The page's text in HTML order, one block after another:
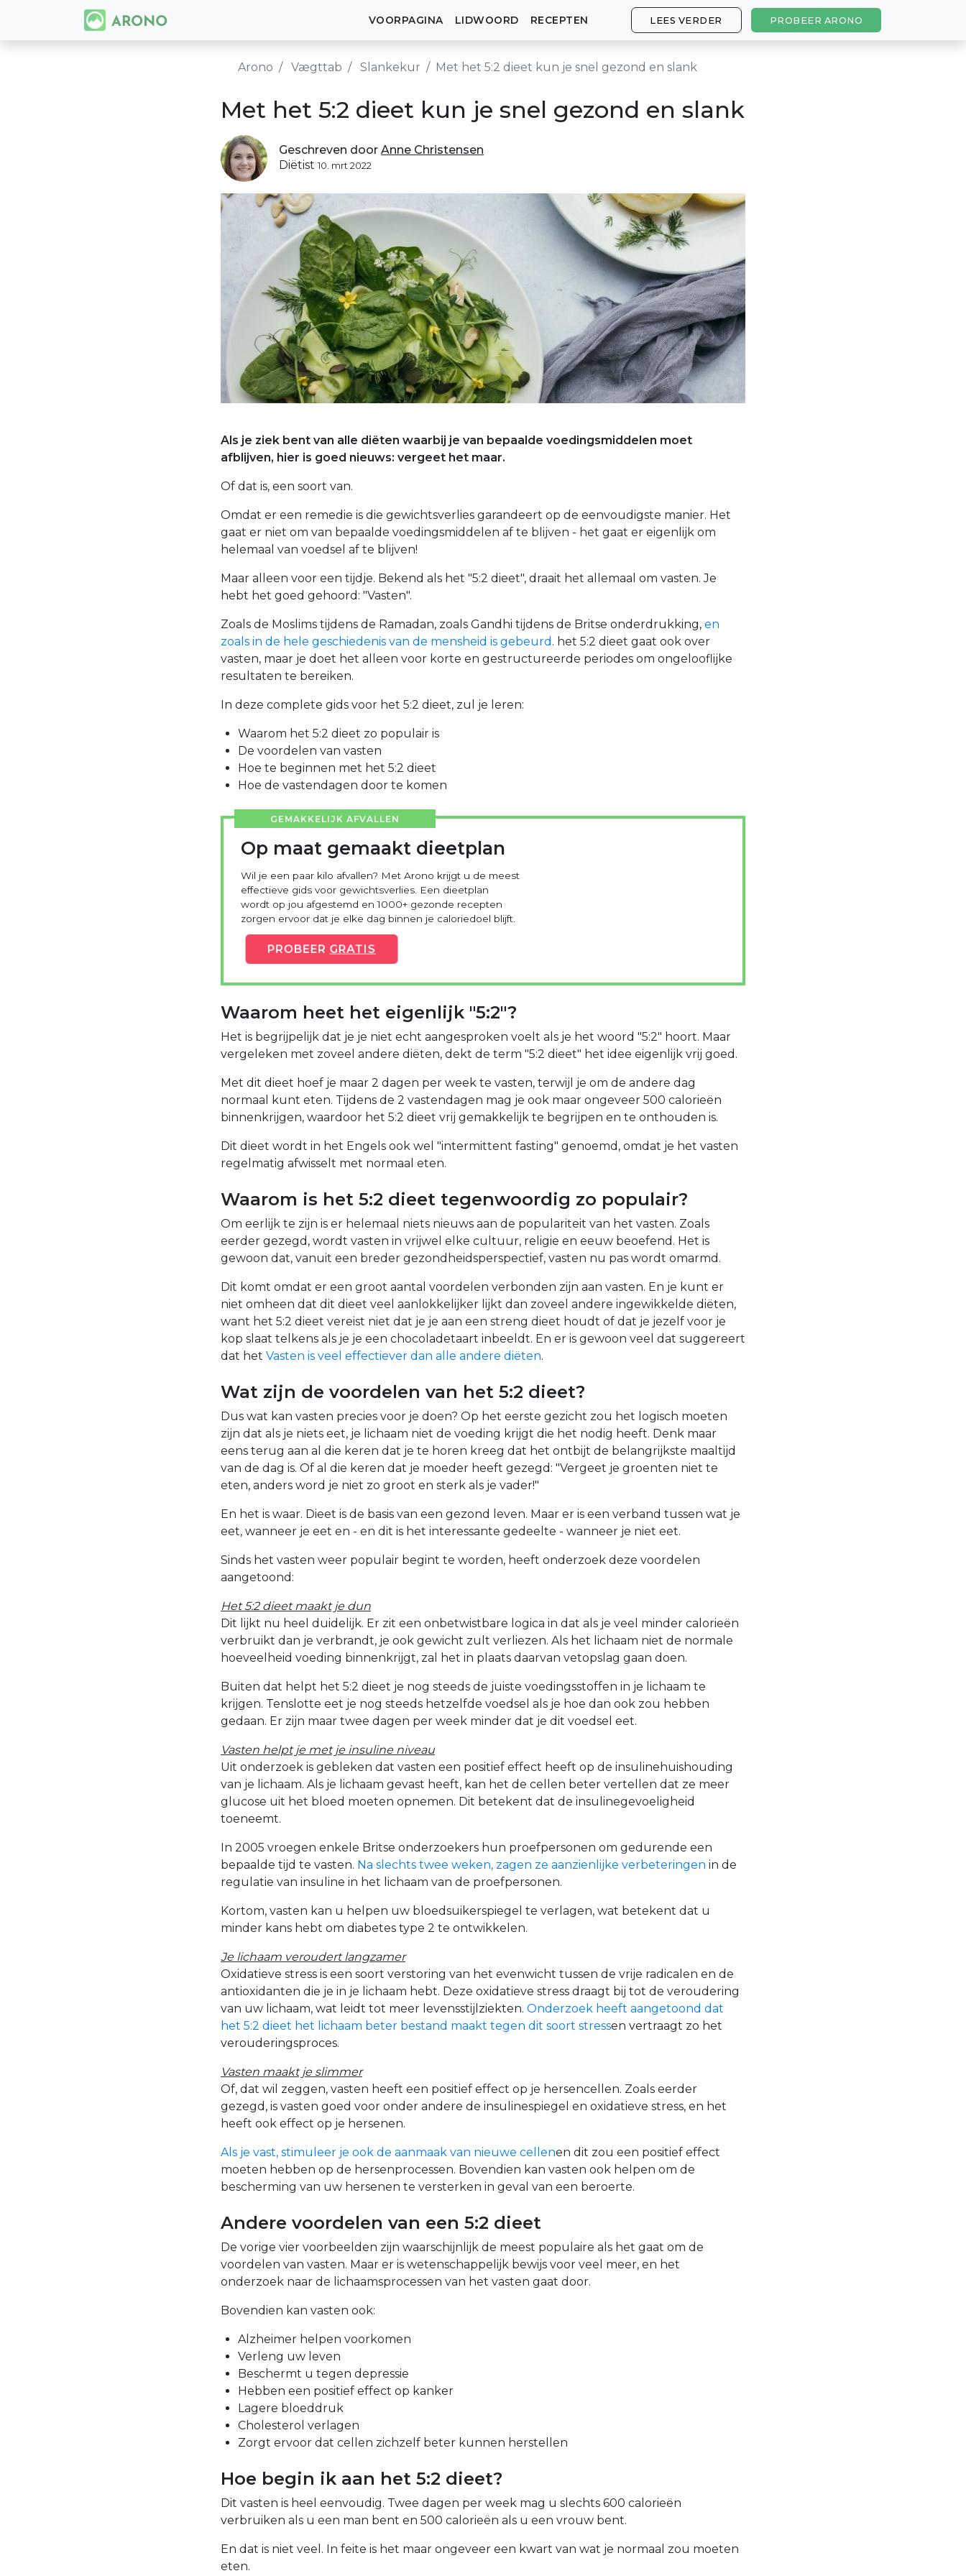
VOORPAGINA LIDWOORD RECEPTEN LEES VERDER PROBEER ARONO
Arono Vægttab Slankekur Met het 5:2 dieet kun je snel gezond en slank
Met het 5:2 dieet kun je snel gezond en slank
Geschreven door Anne Christensen
Diëtist 10. mrt 2022
Als je ziek bent van alle diëten waarbij je van bepaalde voedingsmiddelen moet
afblijven, hier is goed nieuws: vergeet het maar.
Of dat is, een soort van.
Omdat er een remedie is die gewichtsverlies garandeert op de eenvoudigste manier. Het
gaat er niet om van bepaalde voedingsmiddelen af te blijven - het gaat er eigenlijk om
helemaal van voedsel af te blijven!
Maar alleen voor een tijdje. Bekend als het "5:2 dieet", draait het allemaal om vasten. Je
hebt het goed gehoord: "Vasten".
Zoals de Moslims tijdens de Ramadan, zoals Gandhi tijdens de Britse onderdrukking, en
zoals in de hele geschiedenis van de mensheid is gebeurd . het 5:2 dieet gaat ook over
vasten, maar je doet het alleen voor korte en gestructureerde periodes om ongelooflijke
resultaten te bereiken.
In deze complete gids voor het 5:2 dieet, zul je leren:
Waarom het 5:2 dieet zo populair is
De voordelen van vasten
Hoe te beginnen met het 5:2 dieet
Hoe de vastendagen door te komen
GEMAKKELIJK AFVALLEN
Op maat gemaakt dieetplan
Wil je een paar kilo afvallen? Met Arono krijgt u de meest
effectieve gids voor gewichtsverlies. Een dieetplan
wordt op jou afgestemd en 1000+ gezonde recepten
zorgen ervoor dat je elke dag binnen je caloriedoel blijft.
PROBEER GRATIS
Waarom heet het eigenlijk "5:2"?
Het is begrijpelijk dat je je niet echt aangesproken voelt als je het woord "5:2" hoort. Maar
vergeleken met zoveel andere diëten, dekt de term "5:2 dieet" het idee eigenlijk vrij goed.
Met dit dieet hoef je maar 2 dagen per week te vasten, terwijl je om de andere dag
normaal kunt eten. Tijdens de 2 vastendagen mag je ook maar ongeveer 500 calorieën
binnenkrijgen, waardoor het 5:2 dieet vrij gemakkelijk te begrijpen en te onthouden is.
Dit dieet wordt in het Engels ook wel "intermittent fasting" genoemd, omdat je het vasten
regelmatig afwisselt met normaal eten.
Waarom is het 5:2 dieet tegenwoordig zo populair?
Om eerlijk te zijn is er helemaal niets nieuws aan de populariteit van het vasten. Zoals
eerder gezegd, wordt vasten in vrijwel elke cultuur, religie en eeuw beoefend. Het is
gewoon dat, vanuit een breder gezondheidsperspectief, vasten nu pas wordt omarmd.
Dit komt omdat er een groot aantal voordelen verbonden zijn aan vasten. En je kunt er
niet omheen dat dit dieet veel aanlokkelijker lijkt dan zoveel andere ingewikkelde diëten,
want het 5:2 dieet vereist niet dat je je aan een streng dieet houdt of dat je jezelf voor je
kop slaat telkens als je je een chocoladetaart inbeeldt. En er is gewoon veel dat suggereert
dat het Vasten is veel effectiever dan alle andere diëten.
Wat zijn de voordelen van het 5:2 dieet?
Dus wat kan vasten precies voor je doen? Op het eerste gezicht zou het logisch moeten
zijn dat als je niets eet, je lichaam niet de voeding krijgt die het nodig heeft. Denk maar
eens terug aan al die keren dat je te horen kreeg dat het ontbijt de belangrijkste maaltijd
van de dag is. Of al die keren dat je moeder heeft gezegd: "Vergeet je groenten niet te
eten, anders word je niet zo groot en sterk als je vader!"
En het is waar. Dieet is de basis van een gezond leven. Maar er is een verband tussen wat je
eet, wanneer je eet en - en dit is het interessante gedeelte - wanneer je niet eet.
Sinds het vasten weer populair begint te worden, heeft onderzoek deze voordelen
aangetoond:
Het 5:2 dieet maakt je dun
Dit lijkt nu heel duidelijk. Er zit een onbetwistbare logica in dat als je veel minder calorieën
verbruikt dan je verbrandt, je ook gewicht zult verliezen. Als het lichaam niet de normale
hoeveelheid voeding binnenkrijgt, zal het in plaats daarvan vetopslag gaan doen.
Buiten dat helpt het 5:2 dieet je nog steeds de juiste voedingsstoffen in je lichaam te
krijgen. Tenslotte eet je nog steeds hetzelfde voedsel als je hoe dan ook zou hebben
gedaan. Er zijn maar twee dagen per week minder dat je dit voedsel eet.
Vasten helpt je met je insuline niveau
Uit onderzoek is gebleken dat vasten een positief effect heeft op de insulinehuishouding
van je lichaam. Als je lichaam gevast heeft, kan het de cellen beter vertellen dat ze meer
glucose uit het bloed moeten opnemen. Dit betekent dat de insulinegevoeligheid
toeneemt.
In 2005 vroegen enkele Britse onderzoekers hun proefpersonen om gedurende een
bepaalde tijd te vasten. Na slechts twee weken, zagen ze aanzienlijke verbeteringen in de
regulatie van insuline in het lichaam van de proefpersonen.
Kortom, vasten kan u helpen uw bloedsuikerspiegel te verlagen, wat betekent dat u
minder kans hebt om diabetes type 2 te ontwikkelen.
Je lichaam veroudert langzamer
Oxidatieve stress is een soort verstoring van het evenwicht tussen de vrije radicalen en de
antioxidanten die je in je lichaam hebt. Deze oxidatieve stress draagt bij tot de veroudering
van uw lichaam, wat leidt tot meer levensstijlziekten. Onderzoek heeft aangetoond dat
het 5:2 dieet het lichaam beter bestand maakt tegen dit soort stressen vertraagt zo het
verouderingsproces.
Vasten maakt je slimmer
Of, dat wil zeggen, vasten heeft een positief effect op je hersencellen. Zoals eerder
gezegd, is vasten goed voor onder andere de insulinespiegel en oxidatieve stress, en het
heeft ook effect op je hersenen.
Als je vast, stimuleer je ook de aanmaak van nieuwe cellenen dit zou een positief effect
moeten hebben op de hersenprocessen. Bovendien kan vasten ook helpen om de
bescherming van uw hersenen te versterken in geval van een beroerte.
Andere voordelen van een 5:2 dieet
De vorige vier voorbeelden zijn waarschijnlijk de meest populaire als het gaat om de
voordelen van vasten. Maar er is wetenschappelijk bewijs voor veel meer, en het
onderzoek naar de lichaamsprocessen van het vasten gaat door.
Bovendien kan vasten ook:
Alzheimer helpen voorkomen
Verleng uw leven
Beschermt u tegen depressie
Hebben een positief effect op kanker
Lagere bloeddruk
Cholesterol verlagen
Zorgt ervoor dat cellen zichzelf beter kunnen herstellen
Hoe begin ik aan het 5:2 dieet?
Dit vasten is heel eenvoudig. Twee dagen per week mag u slechts 600 calorieën
verbruiken als u een man bent en 500 calorieën als u een vrouw bent.
En dat is niet veel. In feite is het maar ongeveer een kwart van wat je normaal zou moeten
eten.